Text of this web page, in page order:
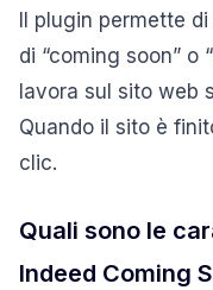
Il plugin permette
di “coming soon” o
lavora sul sito web
Quando il sito è
clic.
Quali sono le
Indeed Coming